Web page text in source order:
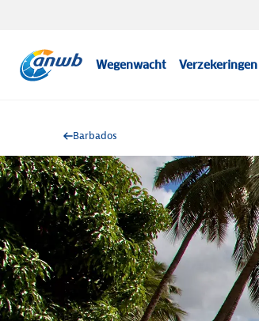
Wegenwacht Verzekeringen
Barbados